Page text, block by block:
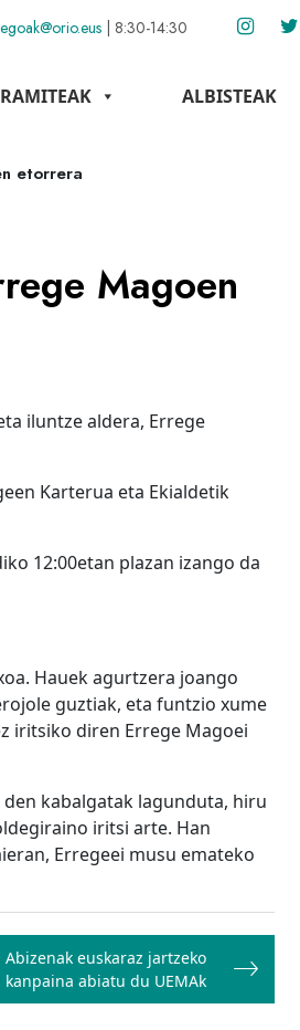
| 8:30-14:30
ALBISTEAK
etorrera
Magoen
iluntze aldera, Errege
Karterua eta Ekialdetik
12:00etan plazan izango da
Hauek agurtzera joango
guztiak, eta funtzio xume
iritsiko diren Errege Magoei
kabalgatak lagunduta, hiru
iritsi arte. Han
Erregeei musu emateko
Abizenak euskaraz jartzeko
kanpaina abiatu du UEMAk